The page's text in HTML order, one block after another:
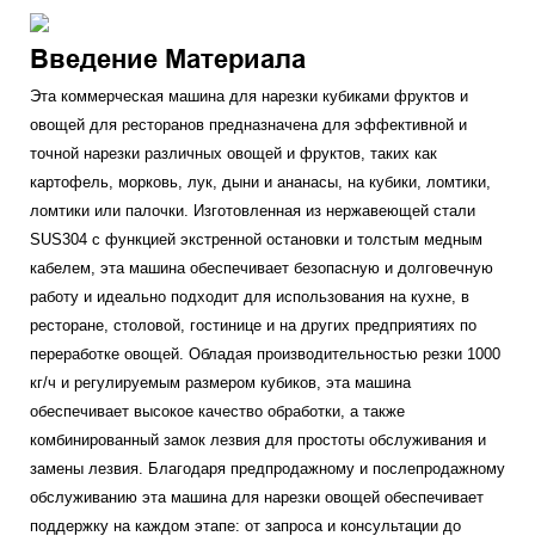
Введение Материала
Эта коммерческая машина для нарезки кубиками фруктов и
овощей для ресторанов предназначена для эффективной и
точной нарезки различных овощей и фруктов, таких как
картофель, морковь, лук, дыни и ананасы, на кубики, ломтики,
ломтики или палочки. Изготовленная из нержавеющей стали
SUS304 с функцией экстренной остановки и толстым медным
кабелем, эта машина обеспечивает безопасную и долговечную
работу и идеально подходит для использования на кухне, в
ресторане, столовой, гостинице и на других предприятиях по
переработке овощей. Обладая производительностью резки 1000
кг/ч и регулируемым размером кубиков, эта машина
обеспечивает высокое качество обработки, а также
комбинированный замок лезвия для простоты обслуживания и
замены лезвия. Благодаря предпродажному и послепродажному
обслуживанию эта машина для нарезки овощей обеспечивает
поддержку на каждом этапе: от запроса и консультации до